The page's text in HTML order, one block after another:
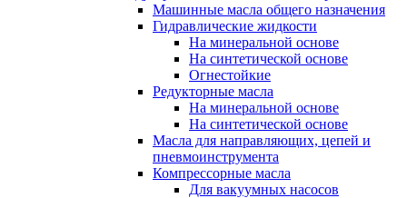
Машинные масла общего назначения
Гидравлические жидкости
На минеральной основе
На синтетической основе
Огнестойкие
Редукторные масла
На минеральной основе
На синтетической основе
Масла для направляющих, цепей и
пневмоинструмента
Компрессорные масла
Для вакуумных насосов